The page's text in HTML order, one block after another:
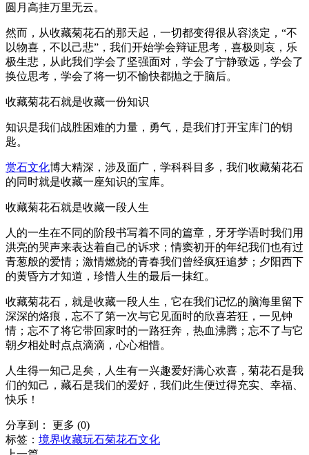
圆月高挂万里无云。
然而，从收藏菊花石的那天起，一切都变得很从容淡定，“不
以物喜，不以己悲”，我们开始学会辩证思考，喜极则哀，乐
极生悲，从此我们学会了坚强面对，学会了宁静致远，学会了
换位思考，学会了将一切不愉快都抛之于脑后。
收藏菊花石就是收藏一份知识
知识是我们战胜困难的力量，勇气，是我们打开宝库门的钥
匙。
赏石文化博大精深，涉及面广，学科科目多，我们收藏菊花石
的同时就是收藏一座知识的宝库。
收藏菊花石就是收藏一段人生
人的一生在不同的阶段书写着不同的篇章，牙牙学语时我们用
洪亮的哭声来表达着自己的诉求；情窦初开的年纪我们也有过
青葱般的爱情；激情燃烧的青春我们曾经疯狂追梦；夕阳西下
的黄昏方才知道，珍惜人生的最后一抹红。
收藏菊花石，就是收藏一段人生，它在我们记忆的脑海里留下
深深的烙痕，忘不了第一次与它见面时的欣喜若狂，一见钟
情；忘不了将它带回家时的一路狂奔，热血沸腾；忘不了与它
朝夕相处时点点滴滴，心心相惜。
人生得一知己足矣，人生有一兴趣爱好满心欢喜，菊花石是我
们的知己，藏石是我们的爱好，我们此生便过得充实、幸福、
快乐！
分享到： 更多 (0)
标签： 境界收藏玩石菊花石文化